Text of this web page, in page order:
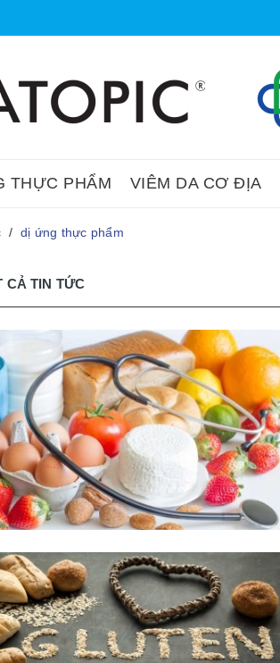
THỰC PHẨM VIÊM DA CƠ ĐỊA
/ dị ứng thực phẩm
CẢ TIN TỨC